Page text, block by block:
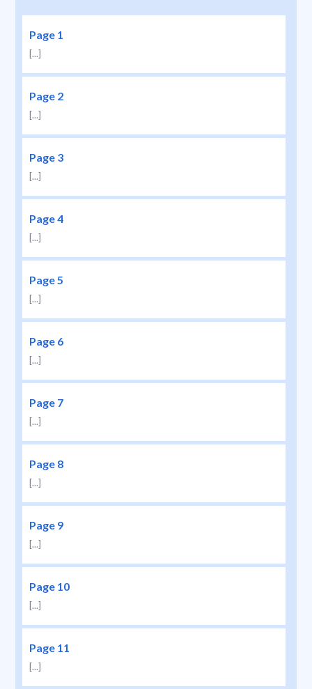
Page 1
[...]
Page 2
[...]
Page 3
[...]
Page 4
[...]
Page 5
[...]
Page 6
[...]
Page 7
[...]
Page 8
[...]
Page 9
[...]
Page 10
[...]
Page 11
[...]